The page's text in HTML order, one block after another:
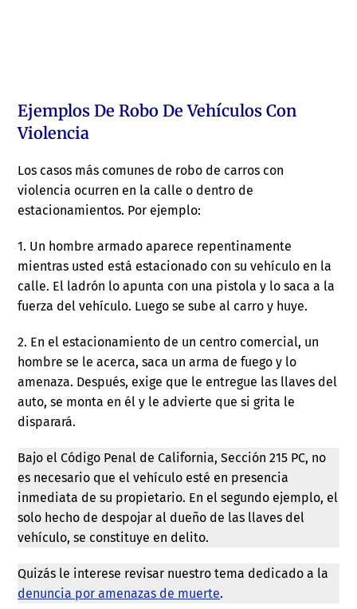
Ejemplos De Robo De Vehículos Con
Violencia
Los casos más comunes de robo de carros con
violencia ocurren en la calle o dentro de
estacionamientos. Por ejemplo:
1. Un hombre armado aparece repentinamente
mientras usted está estacionado con su vehículo en la
calle. El ladrón lo apunta con una pistola y lo saca a la
fuerza del vehículo. Luego se sube al carro y huye.
2. En el estacionamiento de un centro comercial, un
hombre se le acerca, saca un arma de fuego y lo
amenaza. Después, exige que le entregue las llaves del
auto, se monta en él y le advierte que si grita le
disparará.
Bajo el Código Penal de California, Sección 215 PC, no
es necesario que el vehículo esté en presencia
inmediata de su propietario. En el segundo ejemplo, el
solo hecho de despojar al dueño de las llaves del
vehículo, se constituye en delito.
Quizás le interese revisar nuestro tema dedicado a la
denuncia por amenazas de muerte.